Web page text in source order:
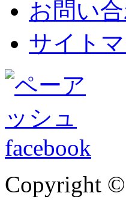
お問い
サイト
Copyright ©